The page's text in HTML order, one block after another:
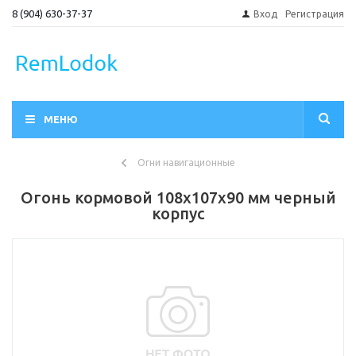
8 (904) 630-37-37 Вход Регистрация
МЕНЮ
Огни навигационные
Огонь кормовой 108х107х90 мм черный
корпус